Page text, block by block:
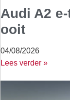
Audi A2
ooit
04/08/2026
Lees verder »